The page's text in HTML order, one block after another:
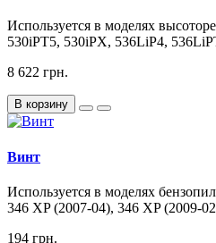
Используется в моделях
530iPT5, 530iPX, 536LiP4,
8 622 грн.
В корзину
Винт
Используется в моделях
346 XP (2007-04), 346 XP (2009-
194 грн.